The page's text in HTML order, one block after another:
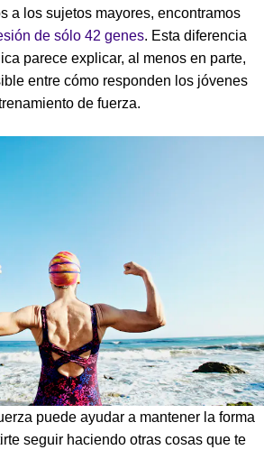
a los sujetos mayores, encontramos
de sólo 42 genes. Esta diferencia
parece explicar, al menos en parte,
entre cómo responden los jóvenes
de fuerza.
puede ayudar a mantener la forma
seguir haciendo otras cosas que te